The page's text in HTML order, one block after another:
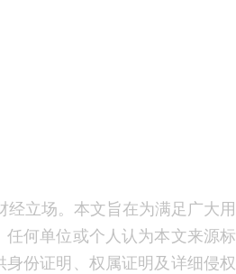
立场。本文旨在为满足广大用
何单位或个人认为本文来源标
份证明、权属证明及详细侵权